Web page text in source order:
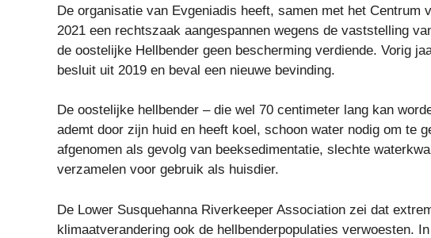
De organisatie van Evgeniadis heeft, samen met het Centrum
2021 een rechtszaak aangespannen wegens de vaststelling
de oostelijke Hellbender geen bescherming verdiende. Vorig
besluit uit 2019 en beval een nieuwe bevinding.
De oostelijke hellbender – die wel 70 centimeter lang kan
ademt door zijn huid en heeft koel, schoon water nodig om te
afgenomen als gevolg van beeksedimentatie, slechte
verzamelen voor gebruik als huisdier.
De Lower Susquehanna Riverkeeper Association zei dat
klimaatverandering ook de hellbenderpopulaties verwoesten.